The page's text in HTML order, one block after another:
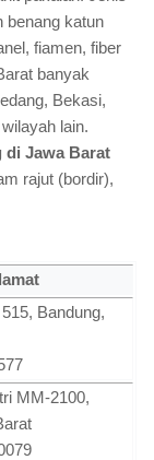
benang katun
fiamen, fiber
banyak
Bekasi,
lain.
di Jawa Barat
rajut (bordir),
Bandung,
MM-2100,